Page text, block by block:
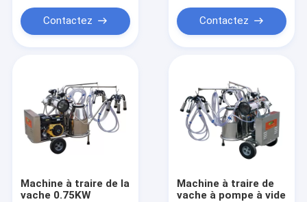
Contactez Contactez
Machine à traire de la
vache 0.75KW
Machine à traire de
vache à pompe à vide